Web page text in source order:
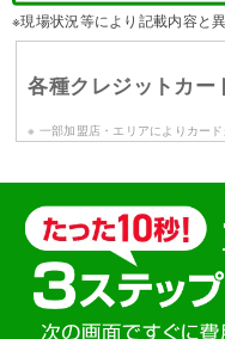
※現場状況等により記載内容と
各種クレジットカー
※ 一部加盟店・エリアによりカー